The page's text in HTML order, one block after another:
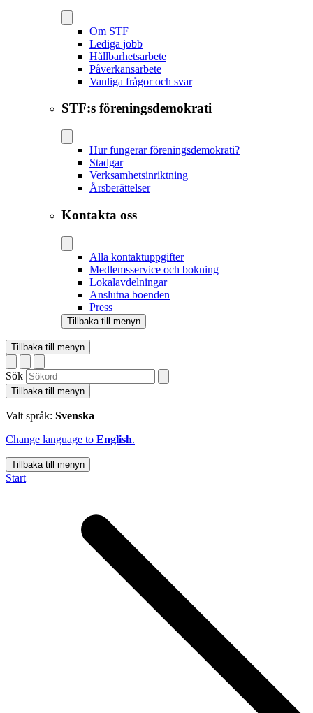
Om STF
Lediga jobb
Hållbarhetsarbete
Påverkansarbete
Vanliga frågor och svar
STF:s föreningsdemokrati
Hur fungerar föreningsdemokrati?
Stadgar
Verksamhetsinriktning
Årsberättelser
Kontakta oss
Alla kontaktuppgifter
Medlemsservice och bokning
Lokalavdelningar
Anslutna boenden
Press
Tillbaka till menyn
Tillbaka till menyn
Sök
Tillbaka till menyn
Valt språk: Svenska
Change language to English.
Tillbaka till menyn
Start